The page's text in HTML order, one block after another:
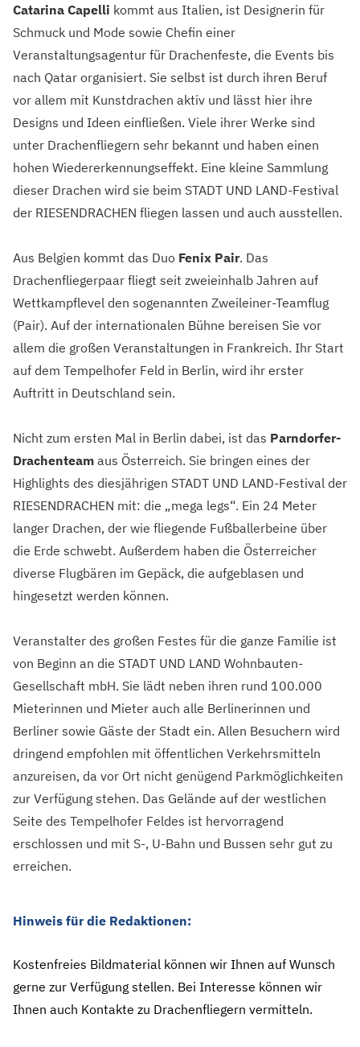
Catarina Capelli kommt aus Italien, ist Designerin für
Schmuck und Mode sowie Chefin einer
Veranstaltungsagentur für Drachenfeste, die Events bis
nach Qatar organisiert. Sie selbst ist durch ihren Beruf
vor allem mit Kunstdrachen aktiv und lässt hier ihre
Designs und Ideen einfließen. Viele ihrer Werke sind
unter Drachenfliegern sehr bekannt und haben einen
hohen Wiedererkennungseffekt. Eine kleine Sammlung
dieser Drachen wird sie beim STADT UND LAND-Festival
der RIESENDRACHEN fliegen lassen und auch ausstellen.
Aus Belgien kommt das Duo Fenix Pair. Das
Drachenfliegerpaar fliegt seit zweieinhalb Jahren auf
Wettkampflevel den sogenannten Zweileiner-Teamflug
(Pair). Auf der internationalen Bühne bereisen Sie vor
allem die großen Veranstaltungen in Frankreich. Ihr Start
auf dem Tempelhofer Feld in Berlin, wird ihr erster
Auftritt in Deutschland sein.
Nicht zum ersten Mal in Berlin dabei, ist das Parndorfer-
Drachenteam aus Österreich. Sie bringen eines der
Highlights des diesjährigen STADT UND LAND-Festival der
RIESENDRACHEN mit: die „mega legs“. Ein 24 Meter
langer Drachen, der wie fliegende Fußballerbeine über
die Erde schwebt. Außerdem haben die Österreicher
diverse Flugbären im Gepäck, die aufgeblasen und
hingesetzt werden können.
Veranstalter des großen Festes für die ganze Familie ist
von Beginn an die STADT UND LAND Wohnbauten-
Gesellschaft mbH. Sie lädt neben ihren rund 100.000
Mieterinnen und Mieter auch alle Berlinerinnen und
Berliner sowie Gäste der Stadt ein. Allen Besuchern wird
dringend empfohlen mit öffentlichen Verkehrsmitteln
anzureisen, da vor Ort nicht genügend Parkmöglichkeiten
zur Verfügung stehen. Das Gelände auf der westlichen
Seite des Tempelhofer Feldes ist hervorragend
erschlossen und mit S-, U-Bahn und Bussen sehr gut zu
erreichen.
Hinweis für die Redaktionen:
Kostenfreies Bildmaterial können wir Ihnen auf Wunsch
gerne zur Verfügung stellen. Bei Interesse können wir
Ihnen auch Kontakte zu Drachenfliegern vermitteln.